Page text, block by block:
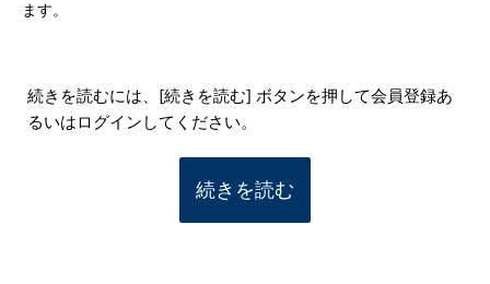
ます。
続きを読むには、[続きを読む] ボタンを押して会員登録あ
るいはログインしてください。
続きを読む